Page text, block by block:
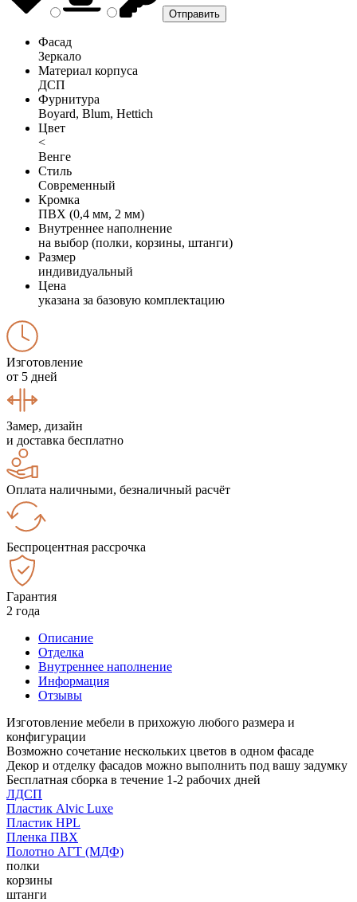
Фасад
Зеркало
Материал корпуса
ДСП
Фурнитура
Boyard, Blum, Hettich
Цвет
<
Венге
Стиль
Современный
Кромка
ПВХ (0,4 мм, 2 мм)
Внутреннее наполнение
на выбор (полки, корзины, штанги)
Размер
индивидуальный
Цена
указана за базовую комплектацию
Изготовление
от 5 дней
Замер, дизайн
и доставка бесплатно
Оплата наличными, безналичный расчёт
Беспроцентная рассрочка
Гарантия
2 года
Описание
Отделка
Внутреннее наполнение
Информация
Отзывы
Изготовление мебели в прихожую любого размера и
конфигурации
Возможно сочетание нескольких цветов в одном фасаде
Декор и отделку фасадов можно выполнить под вашу задумку
Бесплатная сборка в течение 1-2 рабочих дней
ЛДСП
Пластик Alvic Luxe
Пластик HPL
Пленка ПВХ
Полотно АГТ (МДФ)
полки
корзины
штанги